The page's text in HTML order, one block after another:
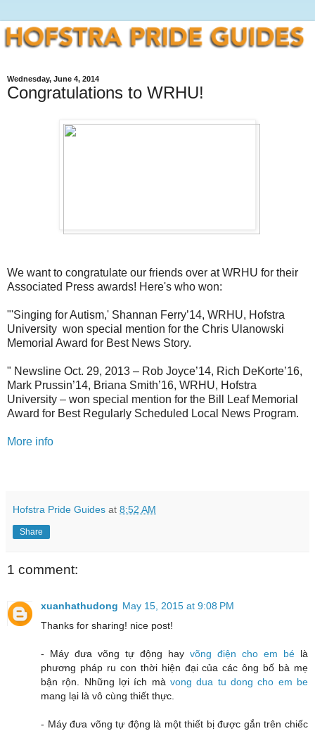
Wednesday, June 4, 2014
Congratulations to WRHU!
We want to congratulate our friends over at WRHU for their
Associated Press awards! Here's who won:
"'Singing for Autism,' Shannan Ferry’14, WRHU, Hofstra
University won special mention for the Chris Ulanowski
Memorial Award for Best News Story.
" Newsline Oct. 29, 2013 – Rob Joyce’14, Rich DeKorte’16,
Mark Prussin’14, Briana Smith’16, WRHU, Hofstra
University – won special mention for the Bill Leaf Memorial
Award for Best Regularly Scheduled Local News Program.
More info
Hofstra Pride Guides at 8:52 AM
Share
1 comment:
xuanhathudong May 15, 2015 at 9:08 PM
Thanks for sharing! nice post!
- Máy đưa võng tự động hay võng điện cho em bé là
phương pháp ru con thời hiện đại của các ông bố bà mẹ
bận rộn. Những lợi ích mà vong dua tu dong cho em be
mang lại là vô cùng thiết thực.
- Máy đưa võng tự động là một thiết bị được gắn trên chiếc